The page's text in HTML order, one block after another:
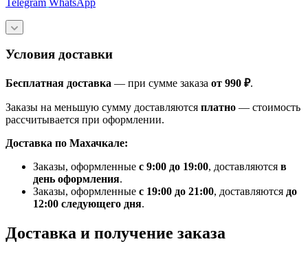
Условия доставки
Бесплатная доставка — при сумме заказа от 990 ₽.
Заказы на меньшую сумму доставляются платно — стоимость
рассчитывается при оформлении.
Доставка по Махачкале:
Заказы, оформленные с 9:00 до 19:00, доставляются в
день оформления.
Заказы, оформленные с 19:00 до 21:00, доставляются до
12:00 следующего дня.
Доставка и получение заказа